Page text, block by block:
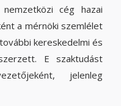
cég hazai
a mérnöki szemlélet
kereskedelmi és
E szaktudást
jelenleg